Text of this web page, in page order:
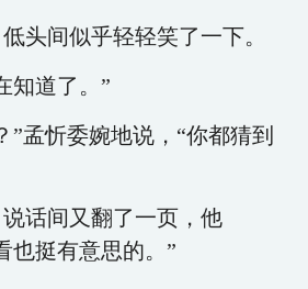
头间似乎轻轻笑了一下。
知道了。”
”孟忻委婉地说，“你都猜到
话间又翻了一页，他
也挺有意思的。”